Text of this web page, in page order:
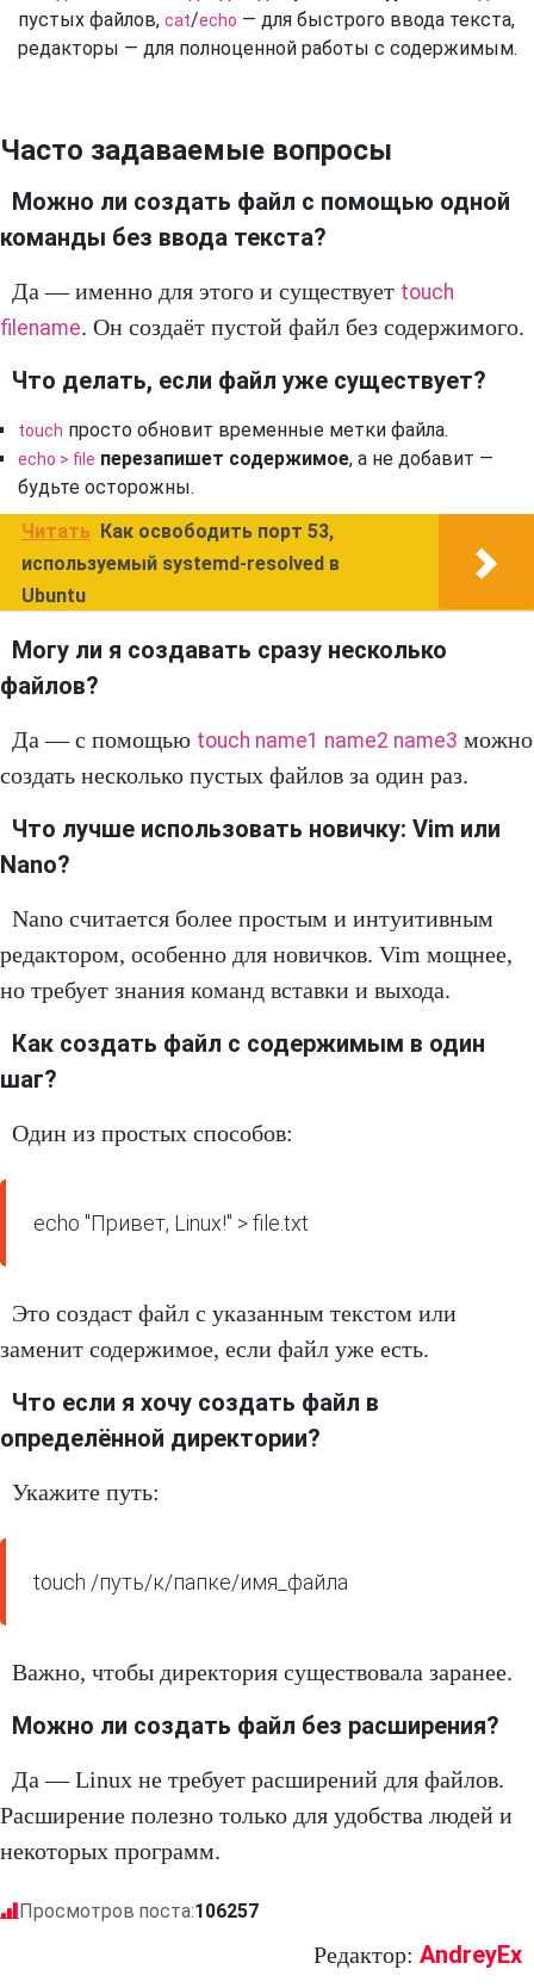
пустых файлов, cat/echo — для быстрого ввода текста,
редакторы — для полноценной работы с содержимым.
Часто задаваемые вопросы
Можно ли создать файл с помощью одной
команды без ввода текста?
Да — именно для этого и существует touch
filename. Он создаёт пустой файл без содержимого.
Что делать, если файл уже существует?
touch просто обновит временные метки файла.
echo > file перезапишет содержимое, а не добавит —
будьте осторожны.
Читать Как освободить порт 53,
используемый systemd-resolved в
Ubuntu
Могу ли я создавать сразу несколько
файлов?
Да — с помощью touch name1 name2 name3 можно
создать несколько пустых файлов за один раз.
Что лучше использовать новичку: Vim или
Nano?
Nano считается более простым и интуитивным
редактором, особенно для новичков. Vim мощнее,
но требует знания команд вставки и выхода.
Как создать файл с содержимым в один
шаг?
Один из простых способов:
Это создаст файл с указанным текстом или
заменит содержимое, если файл уже есть.
Что если я хочу создать файл в
определённой директории?
Укажите путь:
touch /путь/к/папке/имя_файла
Важно, чтобы директория существовала заранее.
Можно ли создать файл без расширения?
Да — Linux не требует расширений для файлов.
Расширение полезно только для удобства людей и
некоторых программ.
Просмотров поста:106257
Редактор: AndreyEx